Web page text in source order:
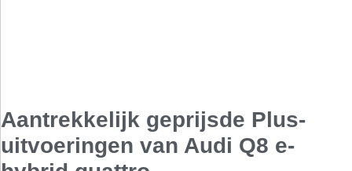
Aantrekkelijk geprijsde Plus-
uitvoeringen van Audi Q8 e-